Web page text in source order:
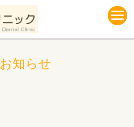
お知らせ